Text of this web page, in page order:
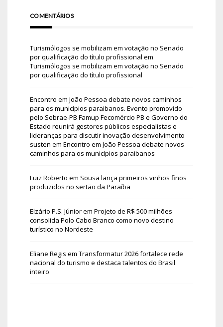
COMENTÁRIOS
Turismólogos se mobilizam em votação no Senado
por qualificação do título profissional em
Turismólogos se mobilizam em votação no Senado
por qualificação do título profissional
Encontro em João Pessoa debate novos caminhos
para os municípios paraibanos. Evento promovido
pelo Sebrae-PB Famup Fecomércio PB e Governo do
Estado reunirá gestores públicos especialistas e
lideranças para discutir inovação desenvolvimento
susten em Encontro em João Pessoa debate novos
caminhos para os municípios paraibanos
Luiz Roberto em Sousa lança primeiros vinhos finos
produzidos no sertão da Paraíba
Elzário P.S. Júniorem Projeto de R$ 500 milhões
consolida Polo Cabo Branco como novo destino
turístico no Nordeste
Eliane Regis em Transformatur 2026 fortalece rede
nacional do turismo e destaca talentos do Brasil
inteiro